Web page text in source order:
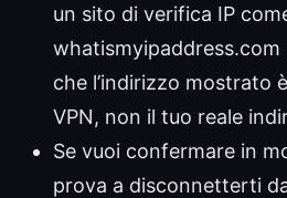
un sito di verifica IP
che l’indirizzo mostrato
VPN, non il tuo reale
Se vuoi confermare in
prova a disconnetterti